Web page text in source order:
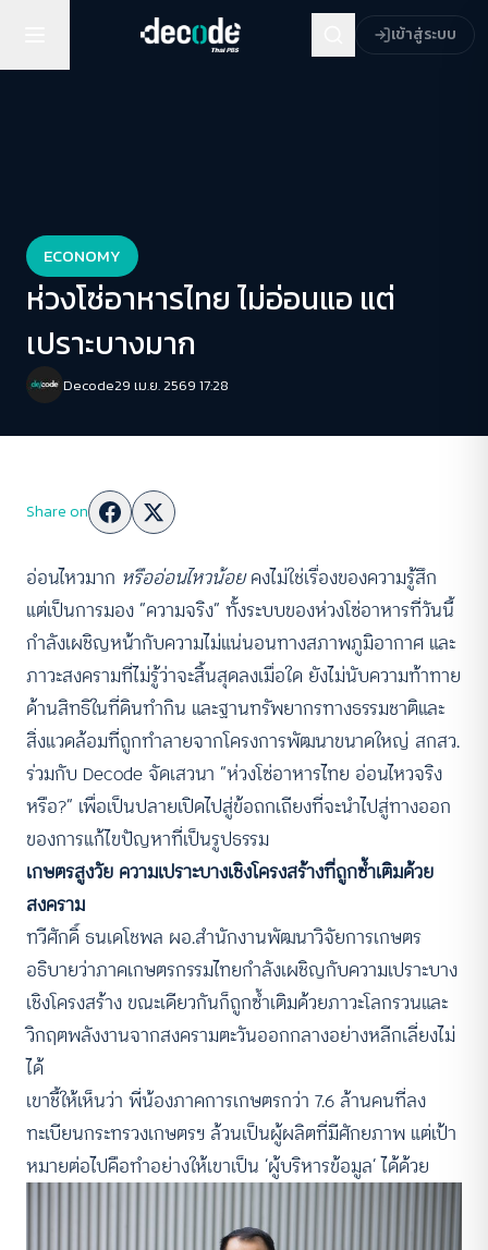
เข้าสู่ระบบ
ECONOMY
ห่วงโซ่อาหารไทย ไม่อ่อนแอ แต่
เปราะบางมาก
Decode29 เม.ย. 2569 17:28
Share on
อ่อนไหวมาก หรืออ่อนไหวน้อยคงไม่ใช่เรื่องของความรู้สึก
แต่เป็นการมอง “ความจริง” ทั้งระบบของห่วงโซ่อาหารที่วันนี้
กำลังเผชิญหน้ากับความไม่แน่นอนทางสภาพภูมิอากาศ และ
ภาวะสงครามที่ไม่รู้ว่าจะสิ้นสุดลงเมื่อใด ยังไม่นับความท้าทาย
ด้านสิทธิในที่ดินทำกิน และฐานทรัพยากรทางธรรมชาติและ
สิ่งแวดล้อมที่ถูกทำลายจากโครงการพัฒนาขนาดใหญ่ สกสว.
ร่วมกับ Decode จัดเสวนา “ห่วงโซ่อาหารไทย อ่อนไหวจริง
หรือ?” เพื่อเป็นปลายเปิดไปสู่ข้อถกเถียงที่จะนำไปสู่ทางออก
ของการแก้ไขปัญหาที่เป็นรูปธรรม
เกษตรสูงวัย ความเปราะบางเชิงโครงสร้างที่ถูกซ้ำเติมด้วย
สงคราม
ทวีศักดิ์ ธนเดโชพล ผอ.สำนักงานพัฒนาวิจัยการเกษตร
อธิบายว่าภาคเกษตรกรรมไทยกำลังเผชิญกับความเปราะบาง
เชิงโครงสร้าง ขณะเดียวกันก็ถูกซ้ำเติมด้วยภาวะโลกรวนและ
วิกฤตพลังงานจากสงครามตะวันออกกลางอย่างหลีกเลี่ยงไม่
ได้
เขาชี้ให้เห็นว่า พี่น้องภาคการเกษตรกว่า 7.6 ล้านคนที่ลง
ทะเบียนกระทรวงเกษตรฯ ล้วนเป็นผู้ผลิตที่มีศักยภาพ แต่เป้า
หมายต่อไปคือทำอย่างให้เขาเป็น ‘ผู้บริหารข้อมูล’ ได้ด้วย